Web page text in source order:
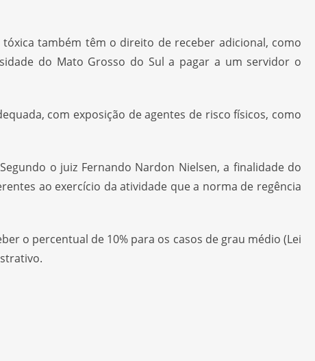
também têm o direito de receber adicional, como
do Mato Grosso do Sul a pagar a um servidor o
com exposição de agentes de risco físicos, como
o juiz Fernando Nardon Nielsen, a finalidade do
ao exercício da atividade que a norma de regência
o percentual de 10% para os casos de grau médio (Lei